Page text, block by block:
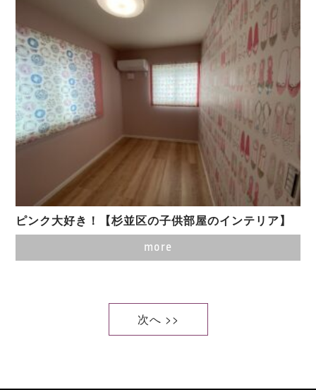
ピンク大好き！【杉並区の子供部屋のインテリア】
more
次へ >>